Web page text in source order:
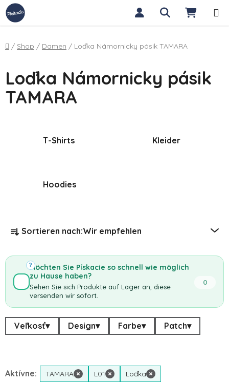
Zum Inhalt springen Suchen
Startseite
/ Shop / Damen / Loďka Námornicky pásik TAMARA
Loďka Námornicky pásik
TAMARA
T-Shirts Kleider
Hoodies
Sortieren nach:Wir empfehlen
Möchten Sie Pískacie so schnell wie möglich
zu Hause haben?
Sehen Sie sich Produkte auf Lager an, diese
versenden wir sofort.
0
?
Veľkosť▾ Design▾ Farbe▾ Patch▾
Aktívne: TAMARA × L01 × Loďka ×